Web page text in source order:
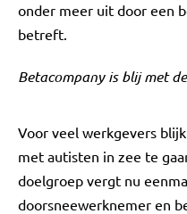
onder meer uit door een
betreft.
Betacompany is blij met
Voor veel werkgevers
met autisten in zee te
doelgroep vergt nu
doorsneewerknemer en